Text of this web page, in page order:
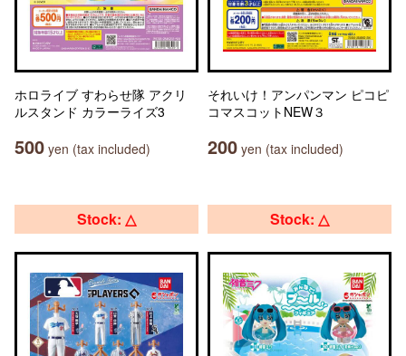
ホロライブ すわらせ隊 アクリ
ルスタンド カラーライズ3
500 yen (tax included)
それいけ！アンパンマン ピコピ
コマスコットNEW３
200 yen (tax included)
Stock: △ Stock: △